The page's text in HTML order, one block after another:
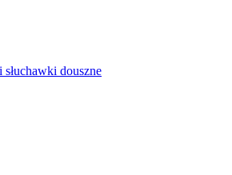
douszne